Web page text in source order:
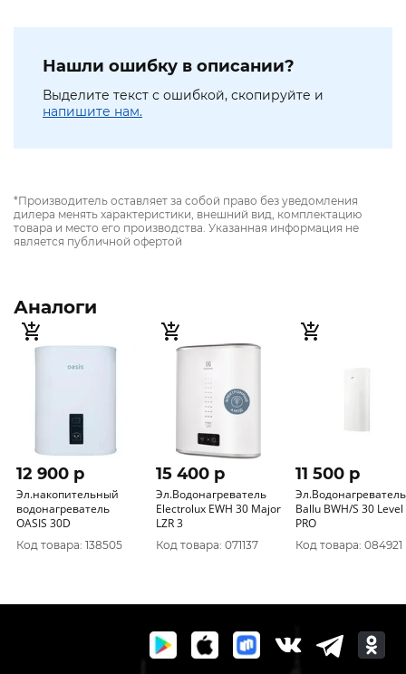
Нашли ошибку в описании?
Выделите текст с ошибкой, скопируйте и
напишите нам.
*Производитель оставляет за собой право без уведомления
дилера менять характеристики, внешний вид, комплектацию
товара и место его производства. Указанная информация не
является публичной офертой
Аналоги
12 900 p
Эл.накопительный
водонагреватель
OASIS 30D
Код товара: 138505
15 400 p
Эл.Водонагреватель
Еlectrolux EWH 30 Major
LZR 3
Код товара: 071137
11 500 p
Эл.Водонагреватель
Ballu BWH/S 30 Level
PRO
Код товара: 084921